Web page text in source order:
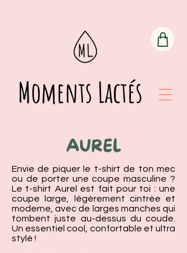
Moments Lactés
AUREL
​Envie de piquer le t-shirt de ton mec
ou de porter une coupe masculine ?
Le t-shirt Aurel est fait pour toi : une
coupe large, légèrement cintrée et
moderne, avec de larges manches qui
tombent juste au-dessus du coude.
Un essentiel cool, confortable et ultra
stylé !